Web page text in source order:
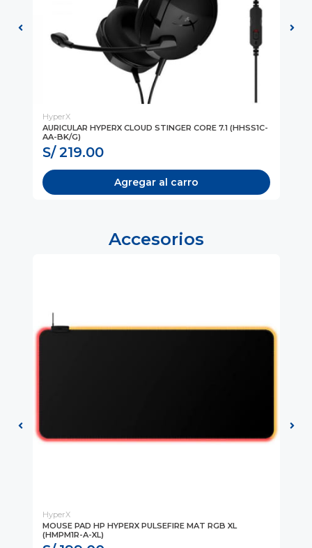
HyperX
AURICULAR HYPERX CLOUD STINGER CORE 7.1 (HHSS1C-
AA-BK/G)
S/ 219.00
Agregar al carro
Accesorios
HyperX
MOUSE PAD HP HYPERX PULSEFIRE MAT RGB XL
(HMPM1R-A-XL)